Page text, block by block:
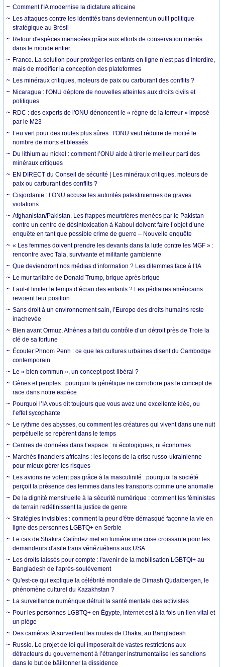
Comment l'IA modernise la dictature africaine
Les attaques contre les identités trans deviennent un outil politique
stratégique au Brésil
Retour d'espèces menacées grâce aux efforts de conservation menés
dans le monde entier
France. La solution pour protéger les enfants en ligne n’est pas d’interdire,
mais de modifier la conception des plateformes
Les minéraux critiques, moteurs de paix ou carburant des conflits ?
Nicaragua : l'ONU déplore de nouvelles atteintes aux droits civils et
politiques
RDC : des experts de l'ONU dénoncent le « règne de la terreur » imposé
par le M23
Feu vert pour des routes plus sûres : l'ONU veut réduire de moitié le
nombre de morts et blessés
Du lithium au nickel : comment l’ONU aide à tirer le meilleur parti des
minéraux critiques
EN DIRECT du Conseil de sécurité | Les minéraux critiques, moteurs de
paix ou carburant des conflits ?
Cisjordanie : l’ONU accuse les autorités palestiniennes de graves
violations
Afghanistan/Pakistan. Les frappes meurtrières menées par le Pakistan
contre un centre de désintoxication à Kaboul doivent faire l’objet d’une
enquête en tant que possible crime de guerre – Nouvelle enquête
« Les femmes doivent prendre les devants dans la lutte contre les MGF » :
rencontre avec Tala, survivante et militante gambienne
Que deviendront nos médias d’information ? Les dilemmes face à l’IA
Le mur tarifaire de Donald Trump, brique après brique
Faut-il limiter le temps d’écran des enfants ? Les pédiatres américains
revoient leur position
Sans droit à un environnement sain, l’Europe des droits humains reste
inachevée
Bien avant Ormuz, Athènes a fait du contrôle d’un détroit près de Troie la
clé de sa fortune
Écouter Phnom Penh : ce que les cultures urbaines disent du Cambodge
contemporain
Le « bien commun », un concept post-libéral ?
Gènes et peuples : pourquoi la génétique ne corrobore pas le concept de
race dans notre espèce
Pourquoi l’IA vous dit toujours que vous avez une excellente idée, ou
l’effet sycophante
Le rythme des abysses, ou comment les créatures qui vivent dans une nuit
perpétuelle se repèrent dans le temps
Centres de données dans l’espace : ni écologiques, ni économes
Marchés financiers africains : les leçons de la crise russo-ukrainienne
pour mieux gérer les risques
Les avions ne volent pas grâce à la masculinité : pourquoi la société
perçoit la présence des femmes dans les transports comme une anomalie
De la dignité menstruelle à la sécurité numérique : comment les féministes
de terrain redéfinissent la justice de genre
Stratégies invisibles : comment la peur d'être démasqué façonne la vie en
ligne des personnes LGBTQ+ en Serbie
Le cas de Shakira Galíndez met en lumière une crise croissante pour les
demandeurs d'asile trans vénézuéliens aux USA
Les droits laissés pour compte : l'avenir de la mobilisation LGBTQI+ au
Bangladesh de l'après-soulèvement
Qu'est-ce qui explique la célébrité mondiale de Dimash Qudaibergen, le
phénomène culturel du Kazakhstan ?
La surveillance numérique détruit la santé mentale des activistes
Pour les personnes LGBTQ+ en Égypte, Internet est à la fois un lien vital et
un piège
Des caméras IA surveillent les routes de Dhaka, au Bangladesh
Russie. Le projet de loi qui imposerait de vastes restrictions aux
détracteurs du gouvernement à l’étranger instrumentalise les sanctions
dans le but de bâillonner la dissidence